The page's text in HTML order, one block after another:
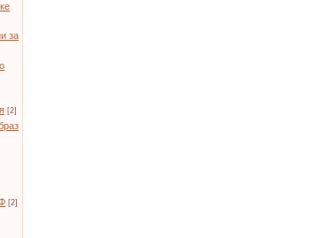
за
[2]
[2]